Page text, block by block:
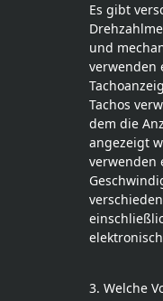
Es gibt
und
verwenden
Tachos
dem die
angezeigt
verwenden
3. Welche